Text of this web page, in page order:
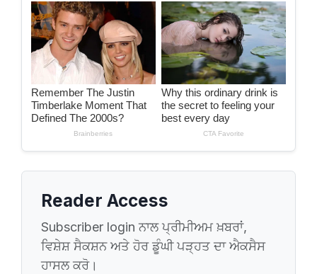
Reader Access
Subscriber login ਨਾਲ ਪ੍ਰੀਮੀਅਮ ਖ਼ਬਰਾਂ,
ਵਿਸ਼ੇਸ਼ ਸੈਕਸ਼ਨ ਅਤੇ ਹੋਰ ਡੂੰਘੀ ਪੜ੍ਹਤ ਦਾ ਐਕਸੈਸ
ਹਾਸਲ ਕਰੋ।